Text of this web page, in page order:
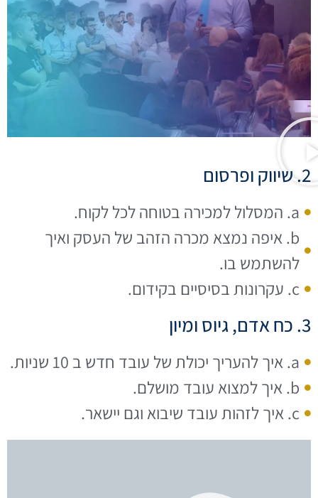
2. שיווק ופרסום
a. המסלול למכירה בטוחה לכל לקוח.
b. איפה נמצא מכרה הזהב של העסק ואיך
להשתמש בו.
c. עקרונות בסיסיים בקידום.
3. כח אדם, גיוס ומיון
a. איך להעריך יכולת של עובד חדש ב 10 שניות.
b. איך למצוא עובד מושלם.
c. איך לזהות עובד שיבוא וגם יישאר.